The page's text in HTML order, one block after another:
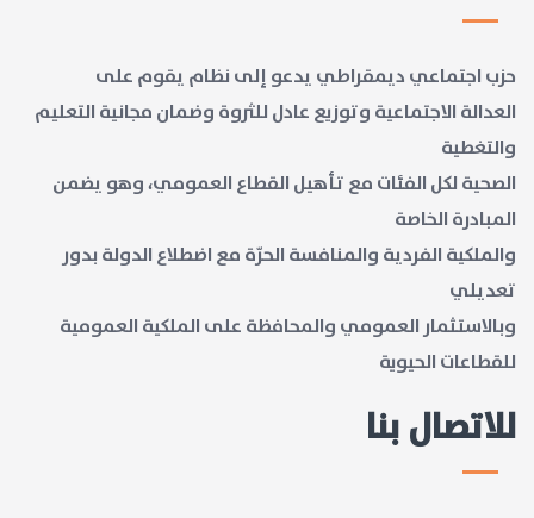
حزب اجتماعي ديمقراطي يدعو إلى نظام يقوم على
العدالة الاجتماعية وتوزيع عادل للثروة وضمان مجانية التعليم
والتغطية
الصحية لكل الفئات مع تأهيل القطاع العمومي، وهو يضمن
المبادرة الخاصة
والملكية الفردية والمنافسة الحرّة مع اضطلاع الدولة بدور
تعديلي
وبالاستثمار العمومي والمحافظة على الملكية العمومية
للقطاعات الحيوية
للاتصال بنا